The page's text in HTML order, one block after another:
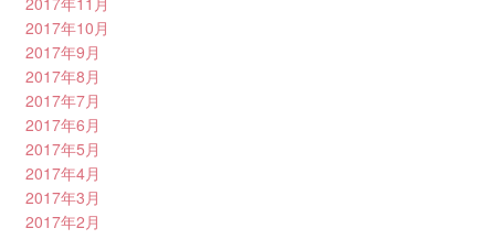
2017年10月
2017年9月
2017年8月
2017年7月
2017年6月
2017年5月
2017年4月
2017年3月
2017年2月